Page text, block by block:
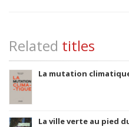
Related titles
La mutation
La ville verte au pied